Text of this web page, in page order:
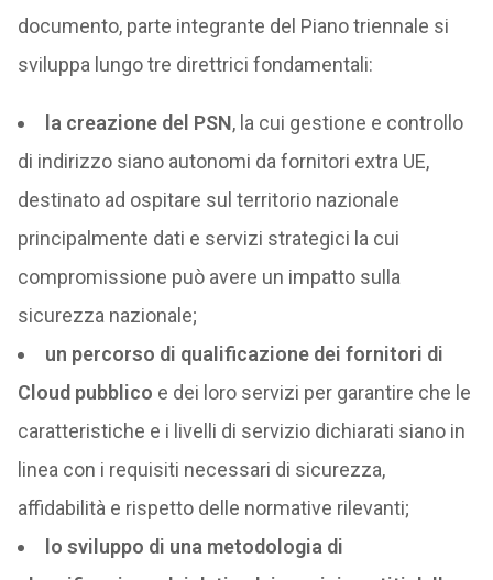
documento, parte integrante del Piano triennale si
sviluppa lungo tre direttrici fondamentali:
la creazione del PSN, la cui gestione e controllo
di indirizzo siano autonomi da fornitori extra UE,
destinato ad ospitare sul territorio nazionale
principalmente dati e servizi strategici la cui
compromissione può avere un impatto sulla
sicurezza nazionale;
un percorso di qualificazione dei fornitori di
Cloud pubblico e dei loro servizi per garantire che le
caratteristiche e i livelli di servizio dichiarati siano in
linea con i requisiti necessari di sicurezza,
affidabilità e rispetto delle normative rilevanti;
lo sviluppo di una metodologia di